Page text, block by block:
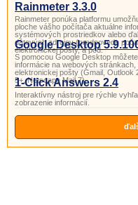
Rainmeter 3.3.0
Rainmeter ponúka platformu
ploche vášho počítača aktuálne
systémových prostriedkov alebo
dátových zdrojov (predpovede
elektronickej pošty, a pod.
Google Desktop
S pomocou Google Desktop
informácie na webových
elektronickej pošty (Gmail, Outlook
5+, Netscape Mail 7).
1-Click Answers 2.4
Interaktívny nástroj pre rýchle
zobrazenie informácií.